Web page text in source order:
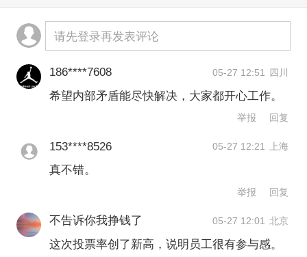
其次是“营业利润N%”模式可能加剧行业
出营业利润10.5%和营业利润10%来给
的薪酬差距。除了半导体、造船、军
工、电力器具等景气行业外，多数行业
难以复制此类模式，各行业要求额外发
放绩效奖金的呼声恐将日益高涨，从而
请先登录再发表评论
186****7608 05-27 12:51 四川
希望内部矛盾能尽快解决，大家都开心工作。
举报 回复
153****8526 05-27 12:21 上海
真不错。
举报 回复
不告诉你我挣钱了 05-27 12:01 北京
这次投票率创了新高，说明员工很有参与感。